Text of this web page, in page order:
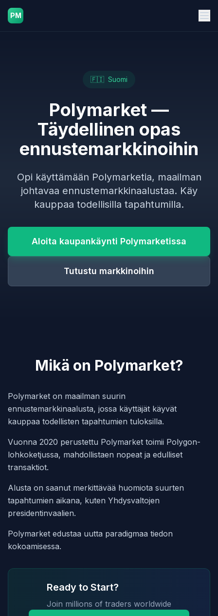
PM
🇫🇮 Suomi
Polymarket —
Täydellinen opas
ennustemarkkinoihin
Opi käyttämään Polymarketia, maailman
johtavaa ennustemarkkinaalustaa. Käy
kauppaa todellisilla tapahtumilla.
Aloita kaupankäynti Polymarketissa
Tutustu markkinoihin
Mikä on Polymarket?
Polymarket on maailman suurin
ennustemarkkinaalusta, jossa käyttäjät käyvät
kauppaa todellisten tapahtumien tuloksilla.
Vuonna 2020 perustettu Polymarket toimii Polygon-
lohkoketjussa, mahdollistaen nopeat ja edulliset
transaktiot.
Alusta on saanut merkittävää huomiota suurten
tapahtumien aikana, kuten Yhdysvaltojen
presidentinvaalien.
Polymarket edustaa uutta paradigmaa tiedon
kokoamisessa.
Ready to Start?
Join millions of traders worldwide